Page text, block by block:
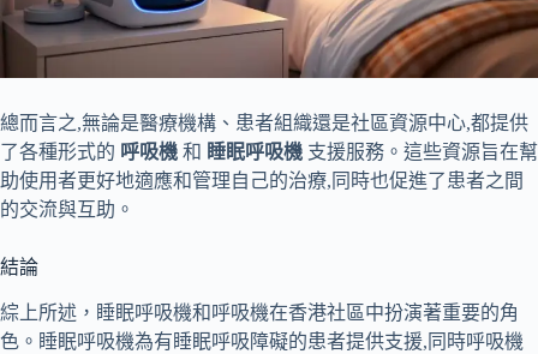
總而言之,無論是醫療機構、患者組織還是社區資源中心,都提供
了各種形式的 呼吸機 和 睡眠呼吸機 支援服務。這些資源旨在幫
助使用者更好地適應和管理自己的治療,同時也促進了患者之間
的交流與互助。
結論
綜上所述，睡眠呼吸機和呼吸機在香港社區中扮演著重要的角
色。睡眠呼吸機為有睡眠呼吸障礙的患者提供支援,同時呼吸機